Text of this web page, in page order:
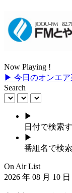
Now Playing !
▶ 今日のオンエア
Search
▶
日付で検索
▶
番組名で検
On Air List
2026 年 08 月 10 日